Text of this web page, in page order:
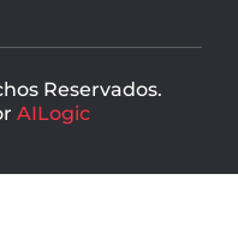
Reservados.
AILogic